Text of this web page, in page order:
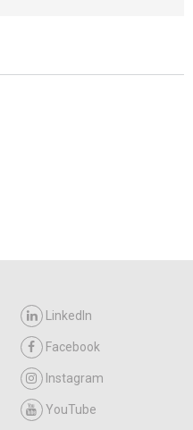
LinkedIn
Facebook
Instagram
YouTube